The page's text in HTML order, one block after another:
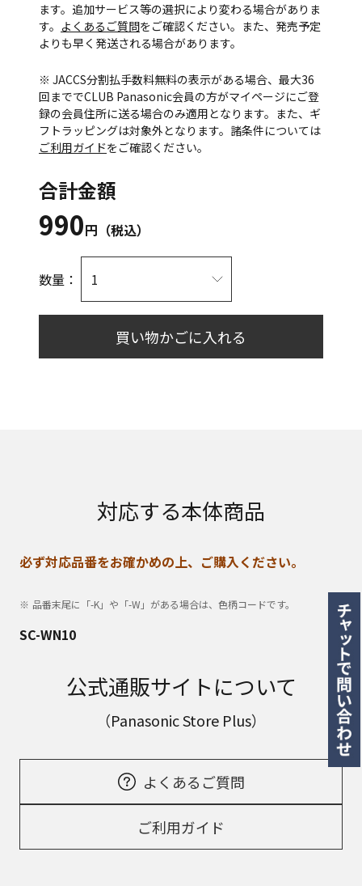
ます。追加サービス等の選択により変わる場合がありま
す。 よくあるご質問をご確認ください。また、発売予定
よりも早く発送される場合があります。
※ JACCS分割払手数料無料の表示がある場合、最大36
回まででCLUB Panasonic会員の方がマイページにご登
録の会員住所に送る場合のみ適用となります。また、ギ
フトラッピングは対象外となります。諸条件については
ご利用ガイドをご確認ください。
合計金額
990円（税込）
数量：
買い物かごに入れる
対応する本体商品
必ず対応品番をお確かめの上、ご購入ください。
品番末尾に「-K」や「-W」がある場合は、色柄コードです。
SC-WN10
公式通販サイトについて
（Panasonic Store Plus）
よくあるご質問
ご利用ガイド